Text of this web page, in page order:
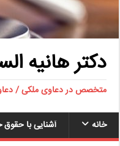
دکتر هانیه
متخصص در دعاوی ملکی /
خانه آشنایی با حقوق